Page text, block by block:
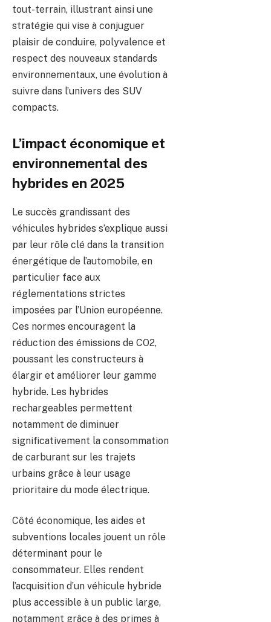
tout-terrain, illustrant ainsi une
stratégie qui vise à conjuguer
plaisir de conduire, polyvalence et
respect des nouveaux standards
environnementaux, une évolution à
suivre dans l’univers des SUV
compacts.
L’impact économique et
environnemental des
hybrides en 2025
Le succès grandissant des
véhicules hybrides s’explique aussi
par leur rôle clé dans la transition
énergétique de l’automobile, en
particulier face aux
réglementations strictes
imposées par l’Union européenne.
Ces normes encouragent la
réduction des émissions de CO2,
poussant les constructeurs à
élargir et améliorer leur gamme
hybride. Les hybrides
rechargeables permettent
notamment de diminuer
significativement la consommation
de carburant sur les trajets
urbains grâce à leur usage
prioritaire du mode électrique.
Côté économique, les aides et
subventions locales jouent un rôle
déterminant pour le
consommateur. Elles rendent
l’acquisition d’un véhicule hybride
plus accessible à un public large,
notamment grâce à des primes à